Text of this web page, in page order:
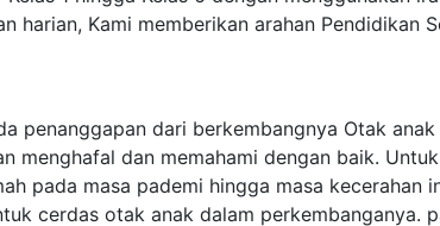
harian, Kami memberikan arahan Pendidikan
penanggapan dari berkembangnya Otak anak
menghafal dan memahami dengan baik.
pada masa pademi hingga masa kecerahan
cerdas otak anak dalam perkembanganya.